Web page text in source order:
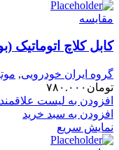
مقایسه
کابل کلاچ اتوماتیک
گروه ایران خودرویی,
تومان ۷۸۰.۰۰۰
افزودن به لیست
افزودن به سبد خرید
نمایش سریع